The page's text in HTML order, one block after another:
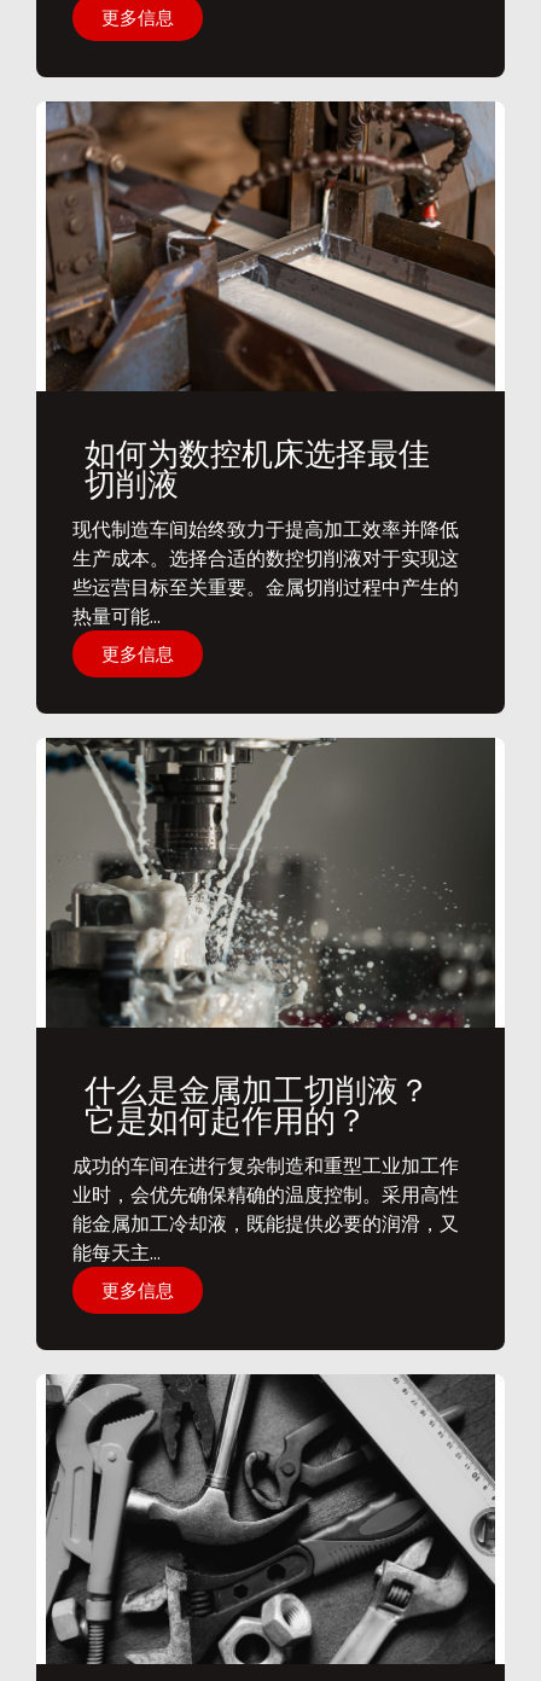
更多信息
如何为数控机床选择最佳
切削液
​现代制造车间始终致力于提高加工效率并降低
生产成本。选择合适的数控切削液对于实现这
些运营目标至关重要。金属切削过程中产生的
热量可能...
更多信息
什么是金属加工切削液？
它是如何起作用的？
​成功的车间在进行复杂制造和重型工业加工作
业时，会优先确保精确的温度控制。采用高性
能金属加工冷却液，既能提供必要的润滑，又
能每天主...
更多信息